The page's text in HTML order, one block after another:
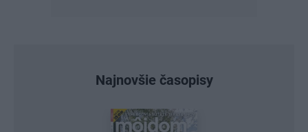
Najnovšie časopisy